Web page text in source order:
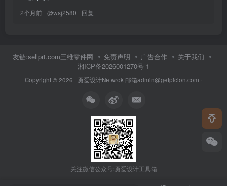
2个月前 @wsj2580 回复
友链:sellprt.com三维零件网 免责声明 广告合作
关于我们
湘ICP备2026001270号-1
Copyright © 2026 · 勇爱设计Netwrok 邮箱admin@getpicion.com ·
关注微信公众号:勇爱设计工具箱